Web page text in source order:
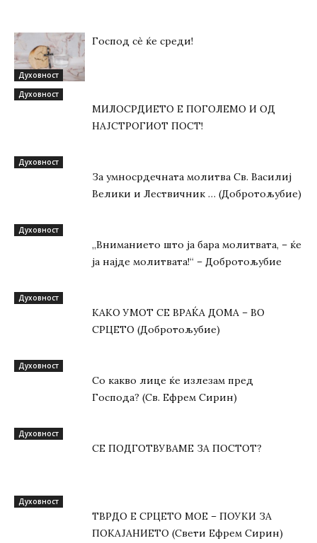
Духовност
Господ сѐ ќе среди!
Духовност
МИЛОСРДИЕТО Е ПОГОЛЕМО И ОД
НАЈСТРОГИОТ ПОСТ!
Духовност
За умносрдечната молитва Св. Василиј
Велики и Лествичник … (Добротољубие)
Духовност
„Вниманието што jа бара молитвата, – ќе
jа најде молитвата!“ – Добротољубие
Духовност
КАКО УМОТ СЕ ВРАЌА ДОМА – ВО
СРЦЕТО (Добротољубие)
Духовност
Со какво лице ќе излезам пред
Господа? (Св. Ефрем Сирин)
Духовност
СЕ ПОДГОТВУВАМЕ ЗА ПОСТОТ?
Духовност
ТВРДО Е СРЦЕТО МОЕ – ПОУКИ ЗА
ПОКАЈАНИЕТО (Свети Ефрем Сирин)